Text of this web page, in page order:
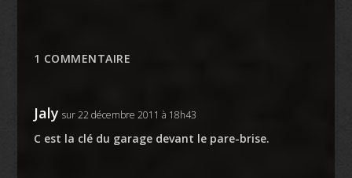
1 COMMENTAIRE
Jaly sur 22 décembre 2011 à 18h43
C est la clé du garage devant le pare-brise.